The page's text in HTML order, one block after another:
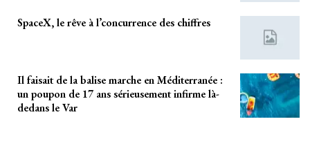
SpaceX, le rêve à l’concurrence des chiffres
Il faisait de la balise marche en Méditerranée :
un poupon de 17 ans sérieusement infirme là-
dedans le Var